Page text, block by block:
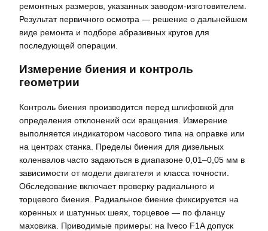
ремонтных размеров, указанных заводом-изготовителем.
Результат первичного осмотра — решение о дальнейшем
виде ремонта и подборе абразивных кругов для
последующей операции.
Измерение биения и контроль
геометрии
Контроль биения производится перед шлифовкой для
определения отклонений оси вращения. Измерение
выполняется индикатором часового типа на оправке или
на центрах станка. Пределы биения для дизельных
коленвалов часто задаються в диапазоне 0,01–0,05 мм в
зависимости от модели двигателя и класса точности.
Обследование включает проверку радиального и
торцевого биения. Радиальное биение фиксируется на
коренных и шатунных шеях, торцевое — по фланцу
маховика. Приводимые примеры: на Iveco F1A допуск